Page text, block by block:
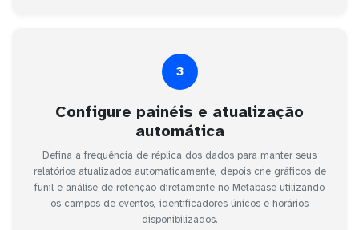
3
Configure painéis e atualização
automática
Defina a frequência de réplica dos dados para manter seus
relatórios atualizados automaticamente, depois crie gráficos de
funil e análise de retenção diretamente no Metabase utilizando
os campos de eventos, identificadores únicos e horários
disponibilizados.